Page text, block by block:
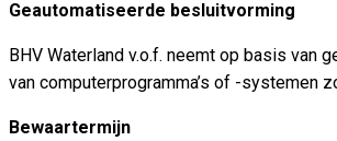
Geautomatiseerde besluitvorming
BHV Waterland v.o.f. neemt op basis van
van computerprogramma’s of -systemen
Bewaartermijn